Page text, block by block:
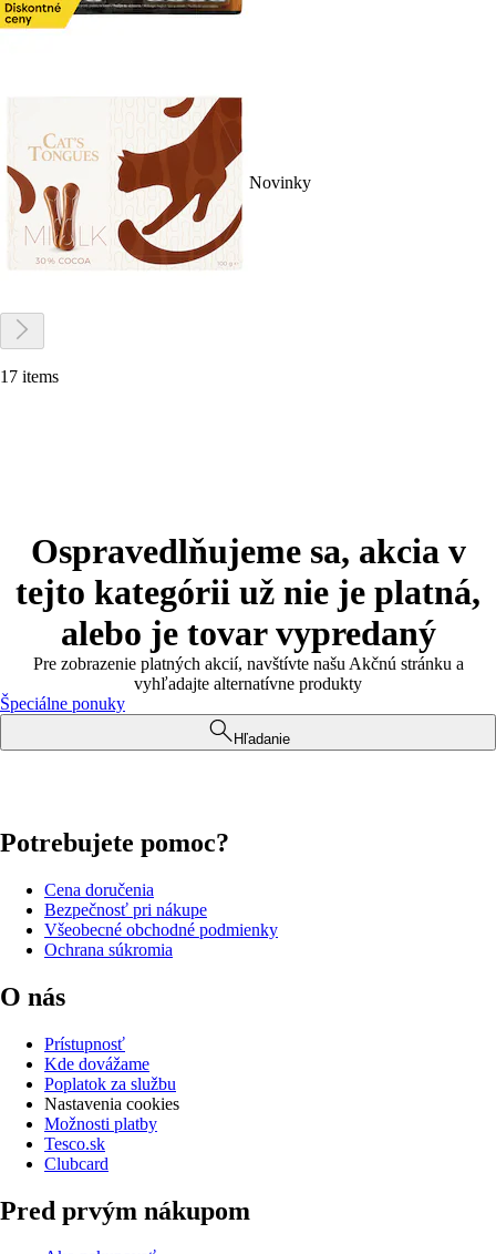
Novinky
17 items
Ospravedlňujeme sa, akcia v
tejto kategórii už nie je platná,
alebo je tovar vypredaný
Pre zobrazenie platných akcií, navštívte našu Akčnú stránku a
vyhľadajte alternatívne produkty
Špeciálne ponuky
Hľadanie
Potrebujete pomoc?
Cena doručenia
Bezpečnosť pri nákupe
Všeobecné obchodné podmienky
Ochrana súkromia
O nás
Prístupnosť
Kde dovážame
Poplatok za službu
Nastavenia cookies
Možnosti platby
Tesco.sk
Clubcard
Pred prvým nákupom